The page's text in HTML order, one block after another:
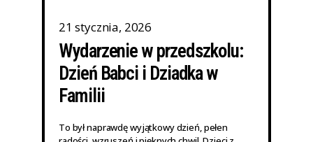
21 stycznia, 2026
Wydarzenie w przedszkolu:
Dzień Babci i Dziadka w
Familii
To był naprawdę wyjątkowy dzień, pełen